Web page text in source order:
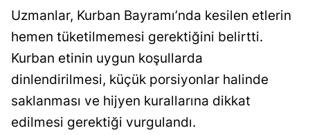
Antalya
Artvin
Aydın
Bilecik
Uzmanlar, Kurban Bayramı’nda kesilen etlerin
hemen tüketilmemesi gerektiğini belirtti.
Kurban etinin uygun koşullarda
dinlendirilmesi, küçük porsiyonlar halinde
saklanması ve hijyen kurallarına dikkat
edilmesi gerektiği vurgulandı.